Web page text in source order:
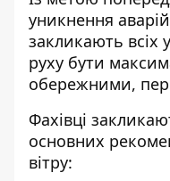
уникнення
закликають всіх
руху бути
обережними,
Фахівці
основних
вітру: